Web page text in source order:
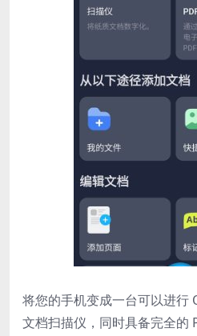
将您的手机变成一台可以进行
文档扫描仪，同时具备完全的